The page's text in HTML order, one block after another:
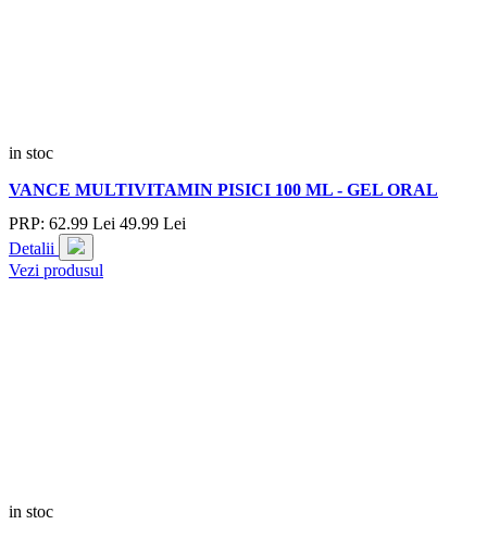
in stoc
VANCE MULTIVITAMIN PISICI 100 ML - GEL ORAL
PRP: 62.99 Lei 49.99 Lei
Detalii
Vezi produsul
in stoc